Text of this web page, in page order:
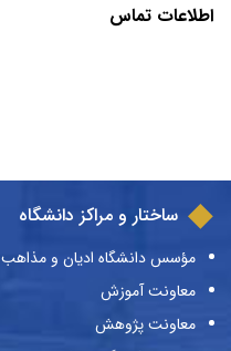
اطلاعات تماس
ساختار و مراکز دانشگاه
مؤسس دانشگاه ادیان و مذاهب
معاونت آموزش
معاونت پژوهش